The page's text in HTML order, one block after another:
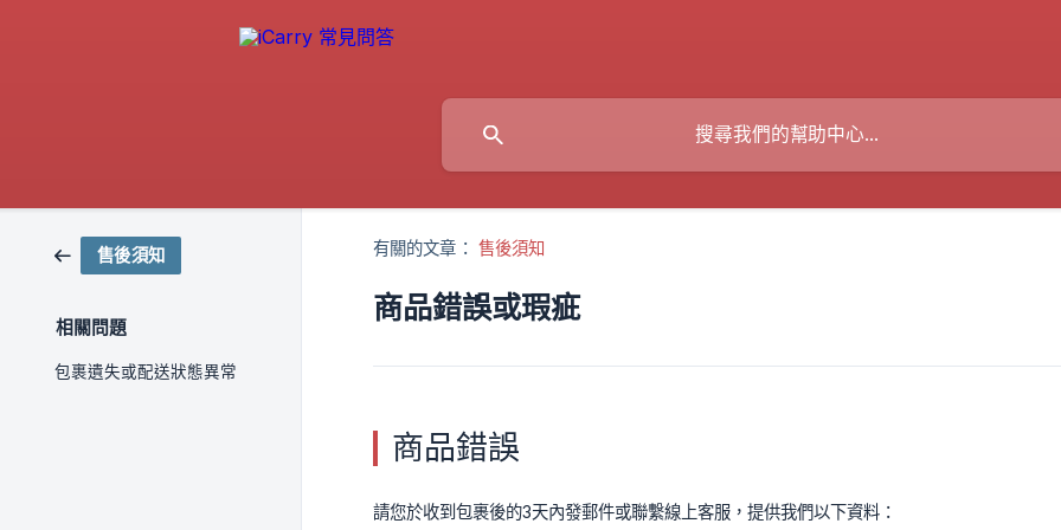
售後須知
相關問題
包裹遺失或配送狀態異常
有關的文章： 售後須知
商品錯誤或瑕疵
商品錯誤
請您於收到包裹後的3天內發郵件或聯繫線上客服，提供我們以下資料：